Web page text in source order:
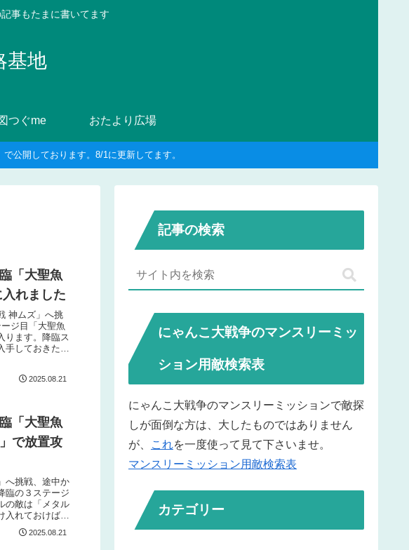
事もたまに書いてます
基地
つぐme おたより広場
公開しております。8/1に更新してます。
「大聖魚
れました
神ムズ」へ挑
ジ目「大聖魚
ります。降臨ス
手しておきたい
2025.08.21
「大聖魚
で放置攻
へ挑戦、途中か
臨の３ステージ
の敵は「メタル
れておけば大
ため、こちら
2025.08.21
記事の検索
にゃんこ大戦争のマンスリーミッ
ション用敵検索表
にゃんこ大戦争のマンスリーミッションで敵探
しが面倒な方は、大したものではありません
が、
これを一度使って見て下さいませ。
マンスリーミッション用敵検索表
カテゴリー